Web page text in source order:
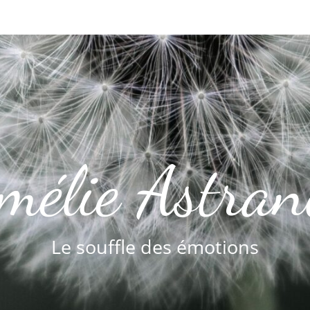
Le souffle des émotions